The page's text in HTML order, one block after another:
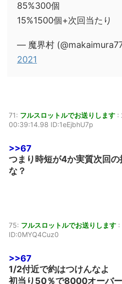
85%300個
15%1500個+次回当たり
— 魔界村
2021
71: フルスロットルでお送りします :
00:39:14.98 ID:1eEjbhU7p
>>67
つまり時短が4か実質次回
な？
75: フルスロットルでお送りします :
ID:0MYQ4Cuz0
>>67
1/2付近で約はつけんなよ
初当り50％で8000オーバ